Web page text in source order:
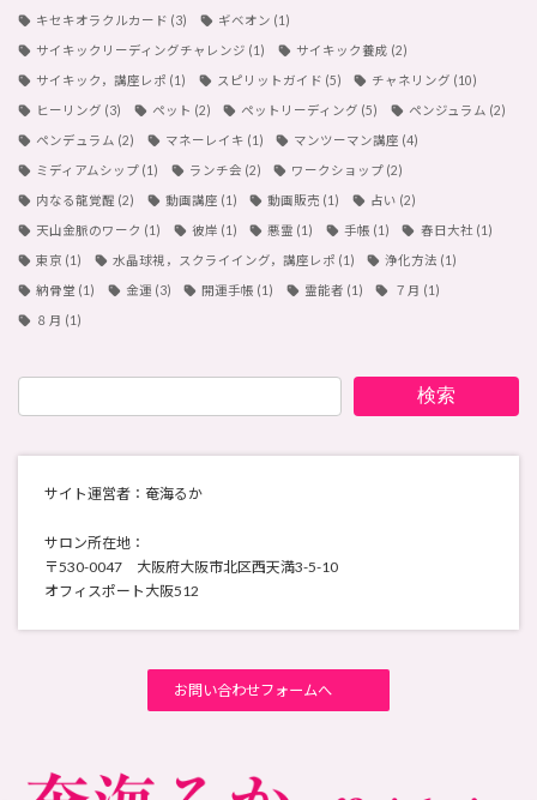
キセキオラクルカード (3) ギベオン (1)
サイキックリーディングチャレンジ (1) サイキック養成 (2)
サイキック，講座レポ (1) スピリットガイド (5) チャネリング (10)
ヒーリング (3) ペット (2) ペットリーディング (5) ペンジュラム (2)
ペンデュラム (2) マネーレイキ (1) マンツーマン講座 (4)
ミディアムシップ (1) ランチ会 (2) ワークショップ (2)
内なる龍覚醒 (2) 動画講座 (1) 動画販売 (1) 占い (2)
天山金脈のワーク (1) 彼岸 (1) 悪霊 (1) 手帳 (1) 春日大社 (1)
東京 (1) 水晶球視，スクライイング，講座レポ (1) 浄化方法 (1)
納骨堂 (1) 金運 (3) 開運手帳 (1) 霊能者 (1) ７月 (1)
８月 (1)
検索
サイト運営者：奄海るか
サロン所在地：
〒530-0047 大阪府大阪市北区西天満3-5-10
オフィスポート大阪512
お問い合わせフォームへ